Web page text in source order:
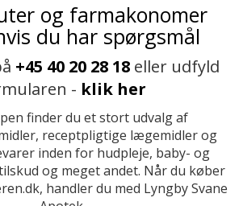
og farmakonomer
du har spørgsmål
+45 40 20 28 18eller udfyld
- klik her
finder du et stort udvalg af
receptpligtige lægemidler og
inden for hudpleje, baby- og
og meget andet. Når du køber
handler du med Lyngby Svane